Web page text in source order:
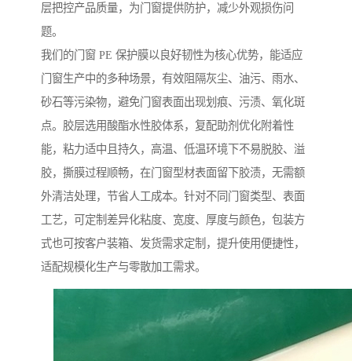
层把控产品质量，为门窗提供防护，减少外观损伤问
题。
我们的门窗 PE 保护膜以良好韧性为核心优势，能适应
门窗生产中的多种场景，有效阻隔灰尘、油污、雨水、
砂石等污染物，避免门窗表面出现划痕、污渍、氧化斑
点。胶层选用酸酯水性胶体系，复配助剂优化附着性
能，粘力适中且持久，高温、低温环境下不易脱胶、溢
胶，撕膜过程顺畅，在门窗型材表面留下胶渍，无需额
外清洁处理，节省人工成本。针对不同门窗类型、表面
工艺，可定制差异化粘度、宽度、厚度与颜色，包装方
式也可按客户装箱、发货需求定制，提升使用便捷性，
适配规模化生产与零散加工需求。